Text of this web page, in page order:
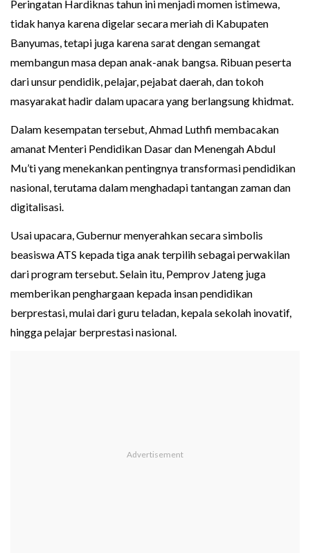
Peringatan Hardiknas tahun ini menjadi momen istimewa,
tidak hanya karena digelar secara meriah di Kabupaten
Banyumas, tetapi juga karena sarat dengan semangat
membangun masa depan anak-anak bangsa. Ribuan peserta
dari unsur pendidik, pelajar, pejabat daerah, dan tokoh
masyarakat hadir dalam upacara yang berlangsung khidmat.
Dalam kesempatan tersebut, Ahmad Luthfi membacakan
amanat Menteri Pendidikan Dasar dan Menengah Abdul
Mu’ti yang menekankan pentingnya transformasi pendidikan
nasional, terutama dalam menghadapi tantangan zaman dan
digitalisasi.
Usai upacara, Gubernur menyerahkan secara simbolis
beasiswa ATS kepada tiga anak terpilih sebagai perwakilan
dari program tersebut. Selain itu, Pemprov Jateng juga
memberikan penghargaan kepada insan pendidikan
berprestasi, mulai dari guru teladan, kepala sekolah inovatif,
hingga pelajar berprestasi nasional.